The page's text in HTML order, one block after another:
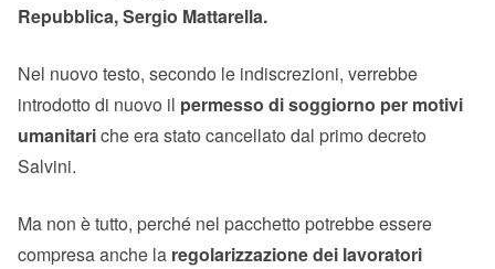
Repubblica, Sergio Mattarella.
Nel nuovo testo, secondo le indiscrezioni, verrebbe
introdotto di nuovo il permesso di soggiorno per motivi
umanitariche era stato cancellato dal primo decreto
Salvini.
Ma non è tutto, perché nel pacchetto potrebbe essere
compresa anche la regolarizzazione dei lavoratori